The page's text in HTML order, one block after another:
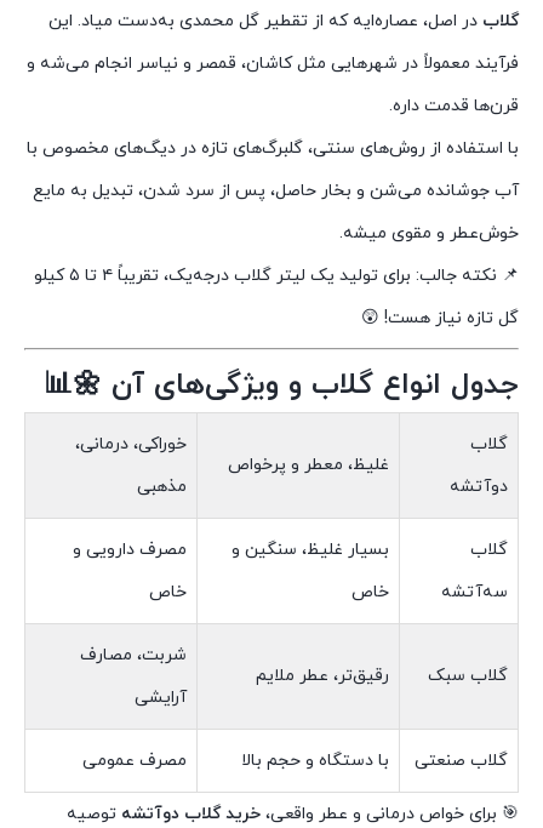
گلاب در اصل، عصاره‌ایه که از تقطیر گل محمدی به‌دست میاد. این
فرآیند معمولاً در شهرهایی مثل کاشان، قمصر و نیاسر انجام می‌شه و
قرن‌ها قدمت داره.
با استفاده از روش‌های سنتی، گلبرگ‌های تازه در دیگ‌های مخصوص با
آب جوشانده می‌شن و بخار حاصل، پس از سرد شدن، تبدیل به مایع
خوش‌عطر و مقوی میشه.
📌 نکته جالب: برای تولید یک لیتر گلاب درجه‌یک، تقریباً ۴ تا ۵ کیلو
گل تازه نیاز هست! 😲
جدول انواع گلاب و ویژگی‌های آن 🌼📊
گلاب
دوآتشه
غلیظ، معطر و پرخواص
خوراکی، درمانی،
مذهبی
گلاب
سه‌آتشه
بسیار غلیظ، سنگین و
خاص
مصرف دارویی و
خاص
گلاب سبک رقیق‌تر، عطر ملایم
شربت، مصارف
آرایشی
گلاب صنعتی با دستگاه و حجم بالا مصرف عمومی
🎯 برای خواص درمانی و عطر واقعی، خرید گلاب دوآتشه توصیه